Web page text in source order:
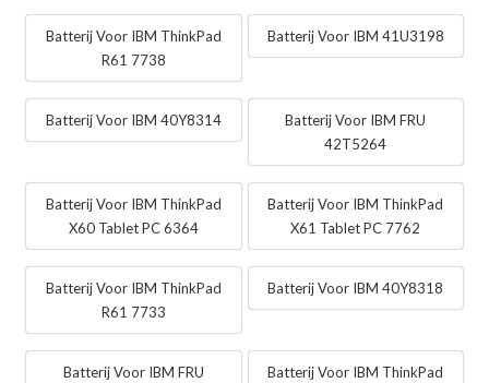
Batterij Voor IBM ThinkPad
R61 7738
Batterij Voor IBM 41U3198
Batterij Voor IBM 40Y8314
Batterij Voor IBM FRU
42T5264
Batterij Voor IBM ThinkPad
X60 Tablet PC 6364
Batterij Voor IBM ThinkPad
X61 Tablet PC 7762
Batterij Voor IBM ThinkPad
R61 7733
Batterij Voor IBM 40Y8318
Batterij Voor IBM FRU
Batterij Voor IBM ThinkPad